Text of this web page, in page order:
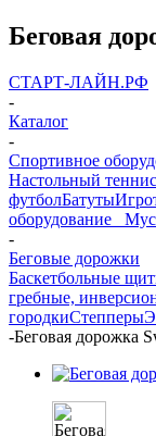
Беговая
СТАРТ-ЛАЙН.РФ
-
Каталог
-
Спортивное
Настольный теннис
футболБатуты
оборудование _
-
Беговые дорожки
Баскетбольные
гребные,
городкиСтепперы
-Беговая дорожка